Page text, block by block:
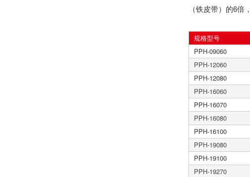
（铁皮带）的6倍
规格型号
PPH-09060
PPH-12060
PPH-12080
PPH-16060
PPH-16070
PPH-16080
PPH-16100
PPH-19080
PPH-19100
PPH-19270